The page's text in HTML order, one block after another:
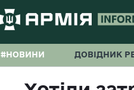
#НОВИНИ ДОВІДНИК